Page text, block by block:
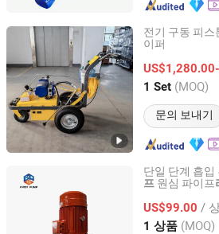
전기 구동 피스
이퍼
1 Set (MOQ)
문의 보내기
ZHENGZHOU TOURAN TRAFFIC CO.,
Henan, China 이후 2022
단일 단계 흡입
프 원심 파이프
US$99.00 /
1 상품 (MOQ)
Beijing First Pump Co., Ltd.
Beijing, China 이후 2023